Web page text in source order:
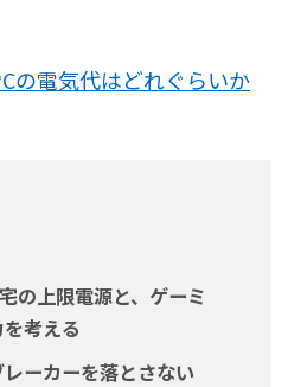
の電気代はどれぐらいか
の上限電源と、ゲーミ
考える
ーカーを落とさない